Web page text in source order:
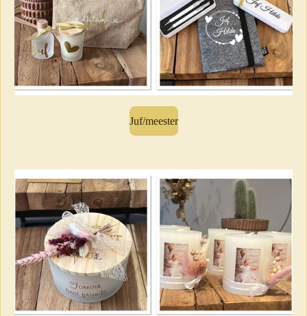
Juf/meester